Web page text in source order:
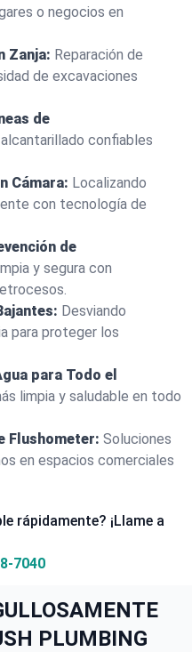
o negocios en
Zanja: Reparación de
de excavaciones
de
confiables
Cámara: Localizando
con tecnología de
de
y segura con
Desviando
para proteger los
para Todo el
limpia y saludable en todo
Flushometer: Soluciones
en espacios comerciales
rápidamente? ¡Llame a
7040
PLUMBING